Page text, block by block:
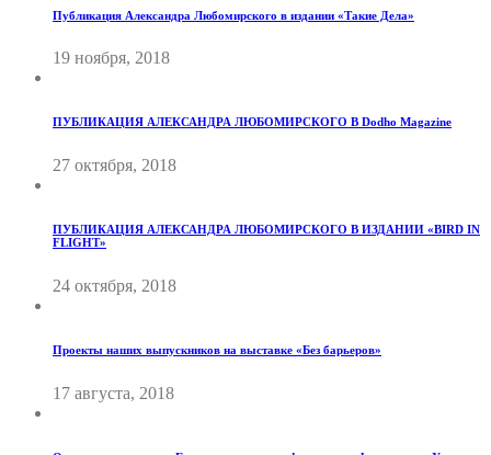
Публикация Александра Любомирского в издании «Такие Дела»
19 ноября, 2018
ПУБЛИКАЦИЯ АЛЕКСАНДРА ЛЮБОМИРСКОГО В Dodho Magazine
27 октября, 2018
ПУБЛИКАЦИЯ АЛЕКСАНДРА ЛЮБОМИРСКОГО В ИЗДАНИИ «BIRD IN
FLIGHT»
24 октября, 2018
Проекты наших выпускников на выставке «Без барьеров»
17 августа, 2018